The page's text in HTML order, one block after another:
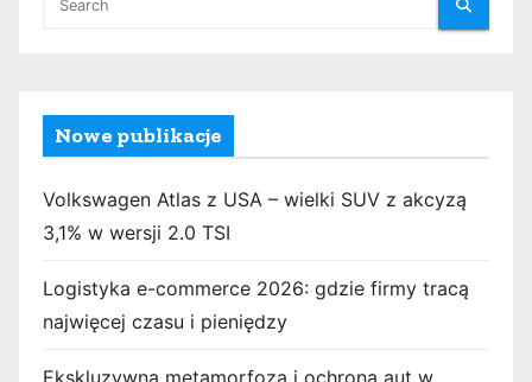
n
c
o
w
n
i
Nowe publikacje
Volkswagen Atlas z USA – wielki SUV z akcyzą
3,1% w wersji 2.0 TSI
Logistyka e-commerce 2026: gdzie firmy tracą
najwięcej czasu i pieniędzy
Ekskluzywna metamorfoza i ochrona aut w